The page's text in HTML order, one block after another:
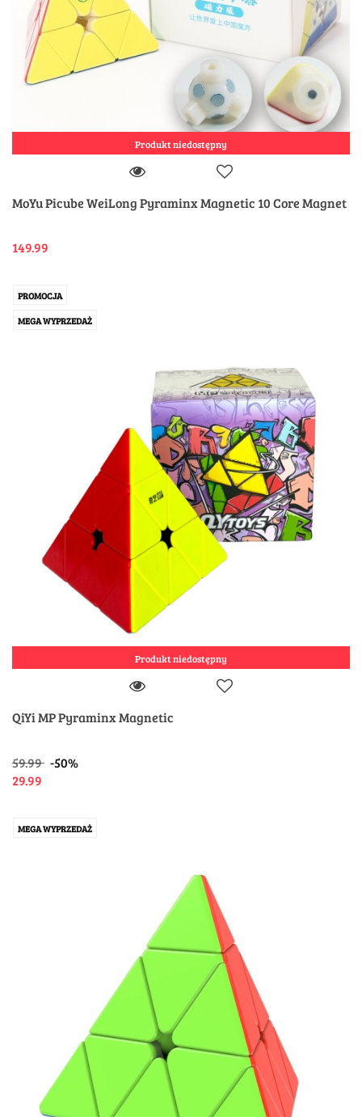
Produkt niedostępny
MoYu Picube WeiLong Pyraminx Magnetic 10 Core Magnet
149.99
PROMOCJA
MEGA WYPRZEDAŻ
Produkt niedostępny
QiYi MP Pyraminx Magnetic
59.99 -50%
29.99
MEGA WYPRZEDAŻ